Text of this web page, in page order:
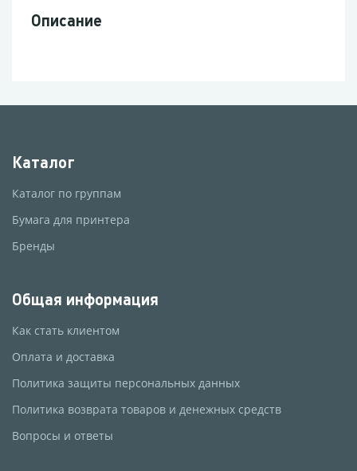
Описание
Каталог
Каталог по группам
Бумага для принтера
Бренды
Общая информация
Как стать клиентом
Оплата и доставка
Политика защиты персональных данных
Политика возврата товаров и денежных средств
Вопросы и ответы